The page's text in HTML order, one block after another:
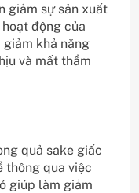
giảm sự sản xuất
động của
khả năng
và mất thẩm
quả sake giấc
thông qua việc
giúp làm giảm